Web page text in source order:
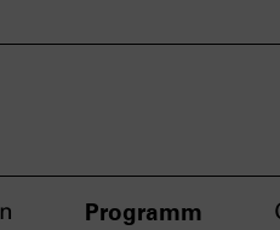
Programm